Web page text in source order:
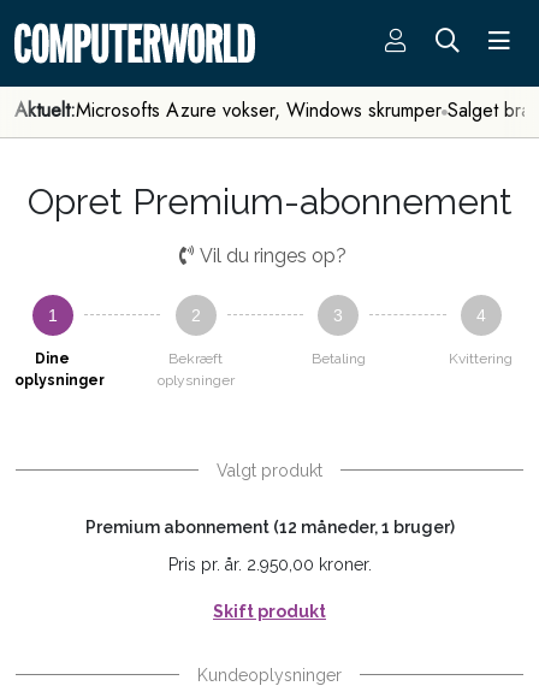
Aktuelt:Microsofts Azure vokser, Windows skrumper Salget
Opret Premium-abonnement
Vil du ringes op?
1
Dine
oplysninger
2
Bekræft
oplysninger
3
Betaling
4
Kvittering
Valgt produkt
Premium abonnement (12 måneder, 1 bruger)
Pris pr. år. 2.950,00 kroner.
Skift produkt
Kundeoplysninger